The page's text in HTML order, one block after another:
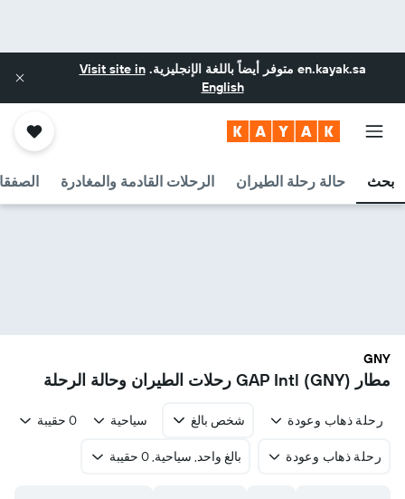
en.kayak.sa متوفر أيضاً باللغة الإنجليزية.Visit site in
English
بحث حالة رحلة الطيران الرحلات القادمة والمغادرة
GNY
مطار GAP Intl (GNY) رحلات الطيران وحالة الرحلة
رحلة ذهاب وعودة شخص بالغ سياحية 0 حقيبة
رحلة ذهاب وعودة بالغ واحد, سياحية, 0 حقيبة